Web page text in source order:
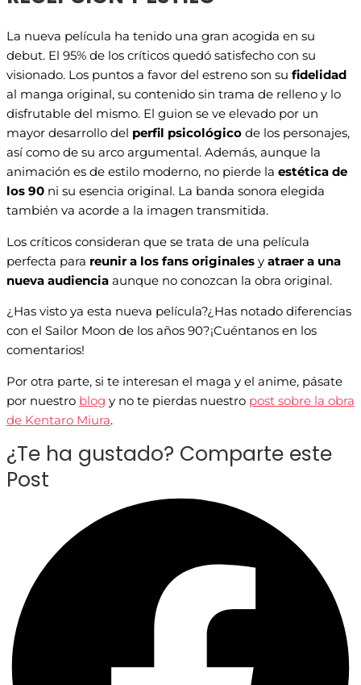
La nueva película ha tenido una gran acogida en su
debut. El 95% de los críticos quedó satisfecho con su
visionado. Los puntos a favor del estreno son su fidelidad
al manga original, su contenido sin trama de relleno y lo
disfrutable del mismo. El guion se ve elevado por un
mayor desarrollo del perfil psicológico de los personajes,
así como de su arco argumental. Además, aunque la
animación es de estilo moderno, no pierde la estética de
los 90 ni su esencia original. La banda sonora elegida
también va acorde a la imagen transmitida.
Los críticos consideran que se trata de una película
perfecta para reunir a los fans originales y atraer a una
nueva audiencia aunque no conozcan la obra original.
¿Has visto ya esta nueva película?¿Has notado diferencias
con el Sailor Moon de los años 90?¡Cuéntanos en los
comentarios!
Por otra parte, si te interesan el maga y el anime, pásate
por nuestro blog y no te pierdas nuestro post sobre la obra
de Kentaro Miura.
¿Te ha gustado? Comparte este
Post